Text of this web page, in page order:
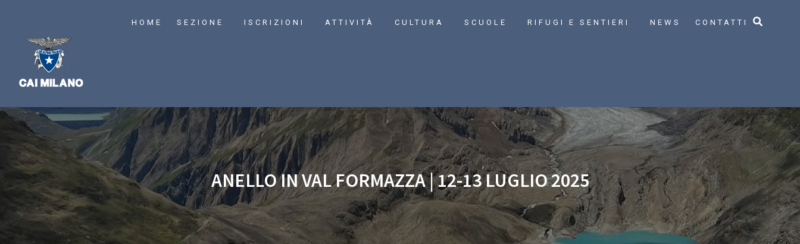
HOME SEZIONE ISCRIZIONI ATTIVITÀ CULTURA SCUOLE RIFUGI E SENTIERI NEWS CONTATTI
ANELLO IN VAL FORMAZZA | 12-13 LUGLIO 2025